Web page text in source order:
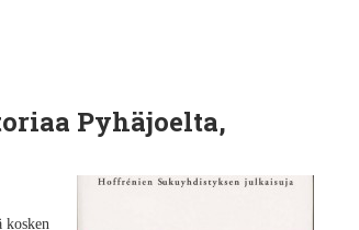
Pyhäjoelta,
kosken